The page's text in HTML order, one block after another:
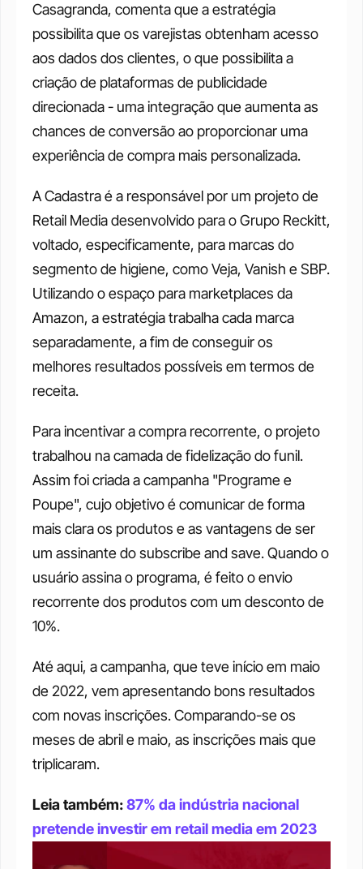
Casagranda, comenta que a estratégia
possibilita que os varejistas obtenham acesso
aos dados dos clientes, o que possibilita a
criação de plataformas de publicidade
direcionada - uma integração que aumenta as
chances de conversão ao proporcionar uma
experiência de compra mais personalizada.
A Cadastra é a responsável por um projeto de
Retail Media desenvolvido para o Grupo Reckitt,
voltado, especificamente, para marcas do
segmento de higiene, como Veja, Vanish e SBP.
Utilizando o espaço para marketplaces da
Amazon, a estratégia trabalha cada marca
separadamente, a fim de conseguir os
melhores resultados possíveis em termos de
receita.
Para incentivar a compra recorrente, o projeto
trabalhou na camada de fidelização do funil.
Assim foi criada a campanha "Programe e
Poupe", cujo objetivo é comunicar de forma
mais clara os produtos e as vantagens de ser
um assinante do subscribe and save. Quando o
usuário assina o programa, é feito o envio
recorrente dos produtos com um desconto de
10%.
Até aqui, a campanha, que teve início em maio
de 2022, vem apresentando bons resultados
com novas inscrições. Comparando-se os
meses de abril e maio, as inscrições mais que
triplicaram.
Leia também: 87% da indústria nacional
pretende investir em retail media em 2023